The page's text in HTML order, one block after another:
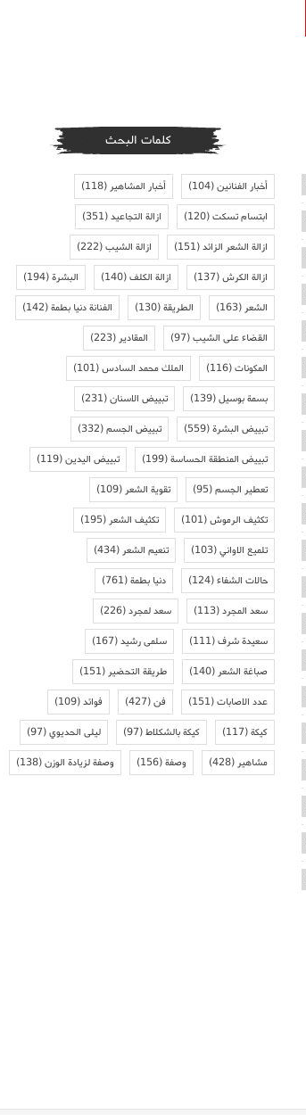
كلمات البحث
أخبار الفنانين(104) أخبار المشاهير(118)
ابتسام تسكت(120) ازالة التجاعيد(351)
ازالة الشعر الزائد(151) ازالة الشيب(222)
ازالة الكرش(137) ازالة الكلف(140) البشرة(194)
الشعر(163) الطريقة(130) الفنانة دنيا بطمة(142)
القضاء على الشيب(97) المقادير(223)
المكونات(116) الملك محمد السادس(101)
بسمة بوسيل(139) تبييض الاسنان(231)
تبييض البشرة(559) تبييض الجسم(332)
تبييض المنطقة الحساسة(199) تبييض اليدين(119)
تعطير الجسم(95) تقوية الشعر(109)
تكثيف الرموش(101) تكثيف الشعر(195)
تلميع الاواني(103) تنعيم الشعر(434)
حالات الشفاء(124) دنيا بطمة(761)
سعد المجرد(113) سعد لمجرد(226)
سعيدة شرف(111) سلمى رشيد(167)
صباغة الشعر(140) طريقة التحضير(151)
عدد الاصابات(151) فن(427) فوائد(109)
كيكة(117) كيكة بالشكلاط(97) ليلى الحديوي(97)
مشاهير(428) وصفة(156) وصفة لزيادة الوزن(138)